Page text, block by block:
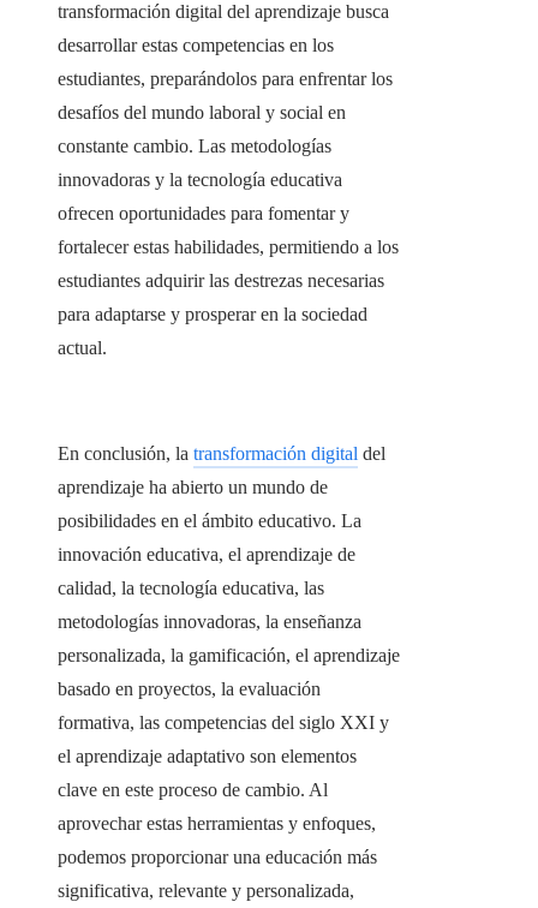
transformación digital del aprendizaje busca
desarrollar estas competencias en los
estudiantes, preparándolos para enfrentar los
desafíos del mundo laboral y social en
constante cambio. Las metodologías
innovadoras y la tecnología educativa
ofrecen oportunidades para fomentar y
fortalecer estas habilidades, permitiendo a los
estudiantes adquirir las destrezas necesarias
para adaptarse y prosperar en la sociedad
actual.
En conclusión, la transformación digital del
aprendizaje ha abierto un mundo de
posibilidades en el ámbito educativo. La
innovación educativa, el aprendizaje de
calidad, la tecnología educativa, las
metodologías innovadoras, la enseñanza
personalizada, la gamificación, el aprendizaje
basado en proyectos, la evaluación
formativa, las competencias del siglo XXI y
el aprendizaje adaptativo son elementos
clave en este proceso de cambio. Al
aprovechar estas herramientas y enfoques,
podemos proporcionar una educación más
significativa, relevante y personalizada,